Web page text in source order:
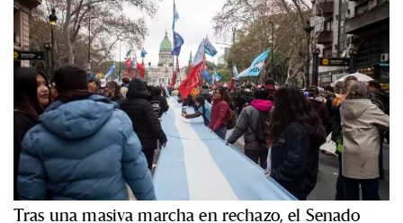
Tras una masiva marcha en rechazo, el Senado